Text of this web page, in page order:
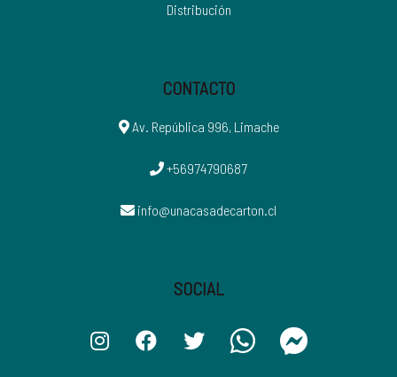
Distribución
CONTACTO
Av. República 996, Limache
+56974790687
info@unacasadecarton.cl
SOCIAL